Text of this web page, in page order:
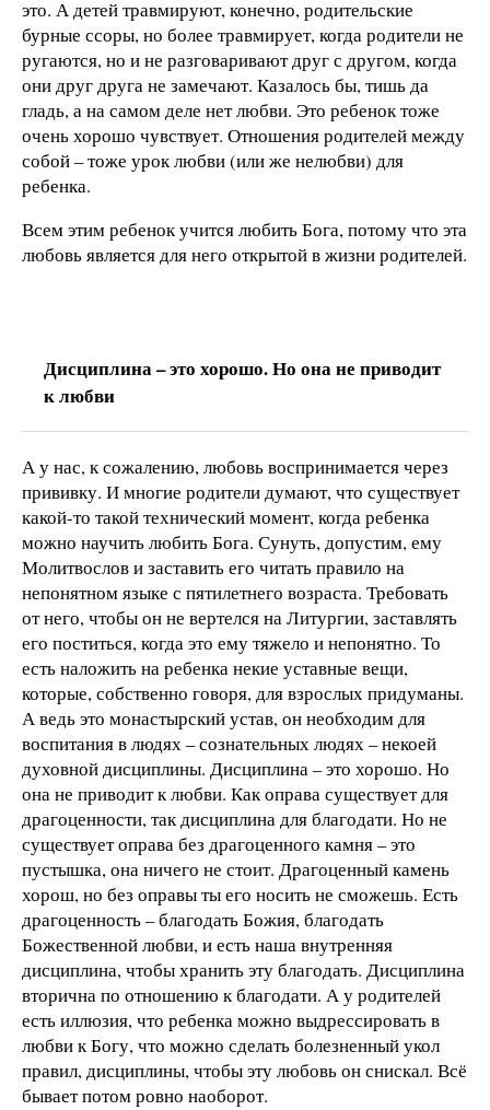
это. А детей травмируют, конечно, родительские
бурные ссоры, но более травмирует, когда родители не
ругаются, но и не разговаривают друг с другом, когда
они друг друга не замечают. Казалось бы, тишь да
гладь, а на самом деле нет любви. Это ребенок тоже
очень хорошо чувствует. Отношения родителей между
собой – тоже урок любви (или же нелюбви) для
ребенка.
Всем этим ребенок учится любить Бога, потому что эта
любовь является для него открытой в жизни родителей.
Дисциплина – это хорошо. Но она не приводит
к любви
А у нас, к сожалению, любовь воспринимается через
прививку. И многие родители думают, что существует
какой-то такой технический момент, когда ребенка
можно научить любить Бога. Сунуть, допустим, ему
Молитвослов и заставить его читать правило на
непонятном языке с пятилетнего возраста. Требовать
от него, чтобы он не вертелся на Литургии, заставлять
его поститься, когда это ему тяжело и непонятно. То
есть наложить на ребенка некие уставные вещи,
которые, собственно говоря, для взрослых придуманы.
А ведь это монастырский устав, он необходим для
воспитания в людях – сознательных людях – некоей
духовной дисциплины. Дисциплина – это хорошо. Но
она не приводит к любви. Как оправа существует для
драгоценности, так дисциплина для благодати. Но не
существует оправа без драгоценного камня – это
пустышка, она ничего не стоит. Драгоценный камень
хорош, но без оправы ты его носить не сможешь. Есть
драгоценность – благодать Божия, благодать
Божественной любви, и есть наша внутренняя
дисциплина, чтобы хранить эту благодать. Дисциплина
вторична по отношению к благодати. А у родителей
есть иллюзия, что ребенка можно выдрессировать в
любви к Богу, что можно сделать болезненный укол
правил, дисциплины, чтобы эту любовь он снискал. Всё
бывает потом ровно наоборот.